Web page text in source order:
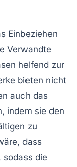
Einbeziehen
Verwandte
helfend zur
bieten nicht
auch das
indem sie den
zu
dass
sodass die